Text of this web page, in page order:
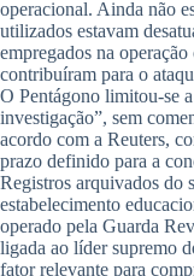
operacional. Ainda não
utilizados estavam
empregados na
contribuíram para o
O Pentágono limitou-se
investigação”, sem
acordo com a Reuters,
prazo definido para a
Registros arquivados do
estabelecimento
operado pela Guarda
ligada ao líder supremo
fator relevante para